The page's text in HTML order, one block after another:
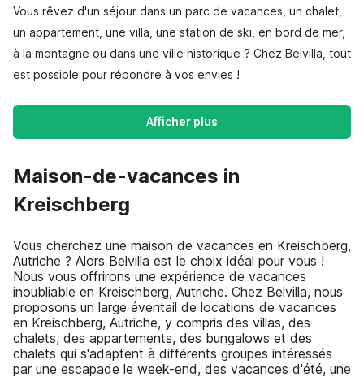
Vous rêvez d'un séjour dans un parc de vacances, un chalet,
un appartement, une villa, une station de ski, en bord de mer,
à la montagne ou dans une ville historique ? Chez Belvilla, tout
est possible pour répondre à vos envies !
Afficher plus
Maison-de-vacances in
Kreischberg
Vous cherchez une maison de vacances en Kreischberg,
Autriche ? Alors Belvilla est le choix idéal pour vous !
Nous vous offrirons une expérience de vacances
inoubliable en Kreischberg, Autriche. Chez Belvilla, nous
proposons un large éventail de locations de vacances
en Kreischberg, Autriche, y compris des villas, des
chalets, des appartements, des bungalows et des
chalets qui s'adaptent à différents groupes intéressés
par une escapade le week-end, des vacances d'été, une